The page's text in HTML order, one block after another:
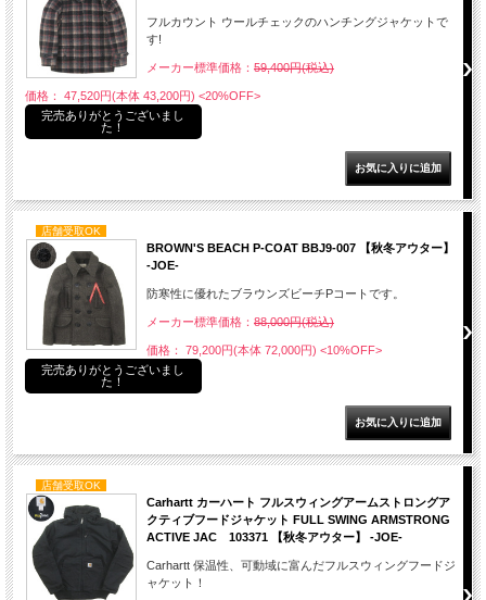
フルカウント ウールチェックのハンチングジャケットで
す!
メーカー標準価格： 59,400円(税込)
価格： 47,520円(本体 43,200円) <20%OFF>
完売ありがとうございまし
た！
店舗受取OK
BROWN'S BEACH P-COAT BBJ9-007 【秋冬アウター】
-JOE-
防寒性に優れたブラウンズビーチPコートです。
メーカー標準価格： 88,000円(税込)
価格： 79,200円(本体 72,000円) <10%OFF>
完売ありがとうございまし
た！
店舗受取OK
Carhartt カーハート フルスウィングアームストロングア
クティブフードジャケット FULL SWING ARMSTRONG
ACTIVE JAC 103371 【秋冬アウター】 -JOE-
Carhartt 保温性、可動域に富んだフルスウィングフードジ
ャケット！